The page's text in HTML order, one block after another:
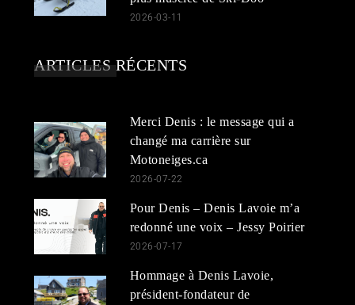
2026-03-11
ARTICLES RÉCENTS
Merci Denis : le message qui a
changé ma carrière sur
Motoneiges.ca
2026-07-22
Pour Denis – Denis Lavoie m’a
redonné une voix – Jessy Poirier
2026-07-17
Hommage à Denis Lavoie,
président-fondateur de